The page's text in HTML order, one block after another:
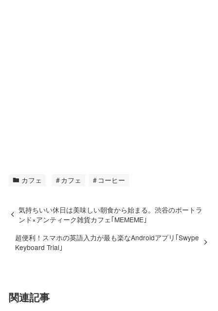
カフェ カフェ コーヒー
気持ちいい休日は美味しい朝食から始まる。渋谷のポートラ
ンド×アンティーク雑貨カフェ｢MEMEME｣
超便利！スマホの英語入力が最も楽なAndroidアプリ｢Swype
Keyboard Trial｣
関連記事